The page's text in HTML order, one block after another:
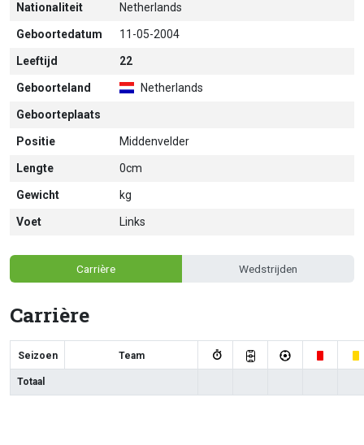
Nationaliteit Netherlands
Geboortedatum 11-05-2004
Leeftijd 22
Geboorteland Netherlands
Geboorteplaats
Positie Middenvelder
Lengte 0cm
Gewicht kg
Voet Links
Carrière Wedstrijden
Carrière
Seizoen Team
Totaal